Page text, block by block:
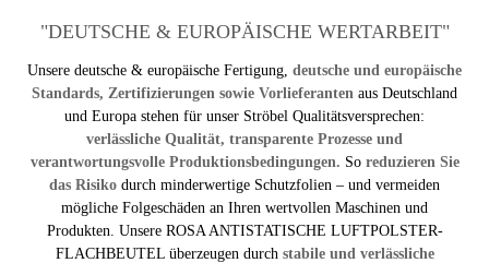
"DEUTSCHE & EURO­PÄISCHE WERT­ARBEIT"
Unsere deutsche & europäische Fertigung, deutsche und europäische
Standards, Zertifizierungen sowie Vorlieferanten aus Deutschland
und Europa stehen für unser Ströbel Qualitätsversprechen:
verlässliche Qualität, transparente Prozesse und
verantwortungsvolle Produktionsbedingungen. So reduzieren Sie
das Risiko durch minderwertige Schutzfolien – und vermeiden
mögliche Folgeschäden an Ihren wertvollen Maschinen und
Produkten. Unsere ROSA ANTI­STATISCHE LUFT­POLSTER-
FLACH­BEUTEL überzeugen durch stabile und verlässliche